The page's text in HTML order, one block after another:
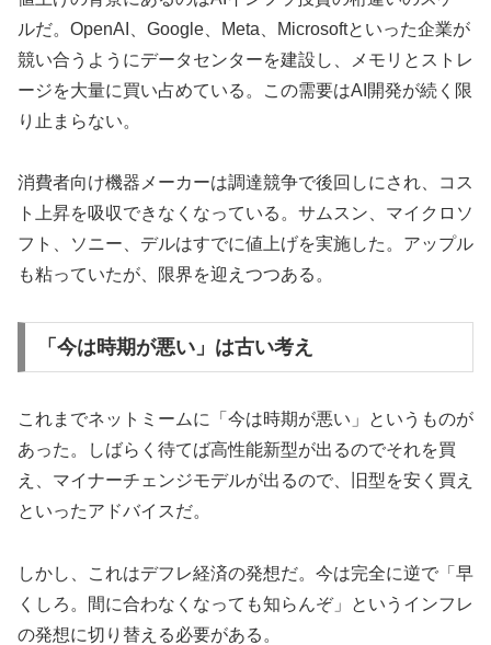
ルだ。OpenAI、Google、Meta、Microsoftといった企業が
競い合うようにデータセンターを建設し、メモリとストレ
ージを大量に買い占めている。この需要はAI開発が続く限
り止まらない。
消費者向け機器メーカーは調達競争で後回しにされ、コス
ト上昇を吸収できなくなっている。サムスン、マイクロソ
フト、ソニー、デルはすでに値上げを実施した。アップル
も粘っていたが、限界を迎えつつある。
「今は時期が悪い」は古い考え
これまでネットミームに「今は時期が悪い」というものが
あった。しばらく待てば高性能新型が出るのでそれを買
え、マイナーチェンジモデルが出るので、旧型を安く買え
といったアドバイスだ。
しかし、これはデフレ経済の発想だ。今は完全に逆で「早
くしろ。間に合わなくなっても知らんぞ」というインフレ
の発想に切り替える必要がある。